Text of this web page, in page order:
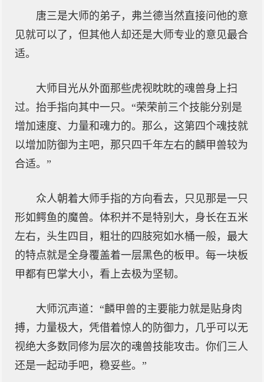
唐三是大师的弟子，弗兰德当然直接问他的意
见就可以了，但其他人却还是大师专业的意见最合
适。
大师目光从外面那些虎视眈眈的魂兽身上扫
过。抬手指向其中一只。“荣荣前三个技能分别是
增加速度、力量和魂力的。那么，这第四个魂技就
以增加防御为主吧，那只四千年左右的麟甲兽较为
合适。”
众人朝着大师手指的方向看去，只见那是一只
形如鳄鱼的魔兽。体积并不是特别大，身长在五米
左右，头生四目，粗壮的四肢宛如水桶一般，最大
的特点就是全身覆盖着一层黑色的板甲。每一块板
甲都有巴掌大小，看上去极为坚韧。
大师沉声道：“麟甲兽的主要能力就是贴身肉
搏，力量极大，凭借着惊人的防御力，几乎可以无
视绝大多数同修为层次的魂兽技能攻击。你们三人
还是一起动手吧，稳妥些。”